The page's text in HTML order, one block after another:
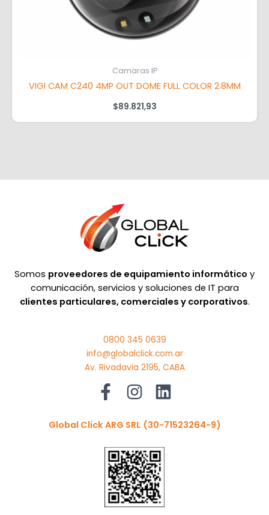
Camaras IP
VIGI CAM C240 4MP OUT DOME FULL COLOR 2.8MM
$89.821,93
Somos proveedores de equipamiento informático y
comunicación, servicios y soluciones de IT para
clientes particulares, comerciales y corporativos.
0800 345 0639
info@globalclick.com.ar
Av. Rivadavia 2195, CABA
Global Click ARG SRL (30-71523264-9)